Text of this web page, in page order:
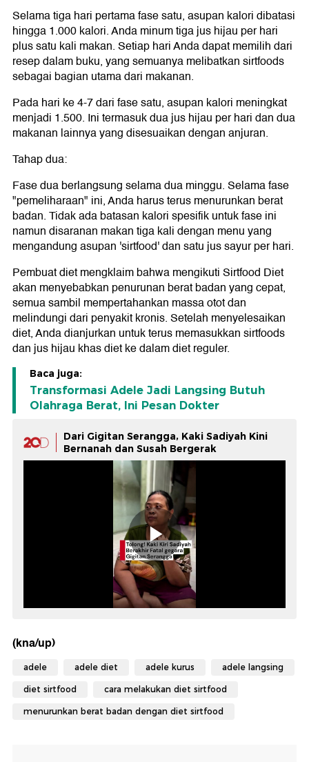
Selama tiga hari pertama fase satu, asupan kalori dibatasi
hingga 1.000 kalori. Anda minum tiga jus hijau per hari
plus satu kali makan. Setiap hari Anda dapat memilih dari
resep dalam buku, yang semuanya melibatkan sirtfoods
sebagai bagian utama dari makanan.
Pada hari ke 4-7 dari fase satu, asupan kalori meningkat
menjadi 1.500. Ini termasuk dua jus hijau per hari dan dua
makanan lainnya yang disesuaikan dengan anjuran.
Tahap dua:
Fase dua berlangsung selama dua minggu. Selama fase
"pemeliharaan" ini, Anda harus terus menurunkan berat
badan. Tidak ada batasan kalori spesifik untuk fase ini
namun disaranan makan tiga kali dengan menu yang
mengandung asupan 'sirtfood' dan satu jus sayur per hari.
Pembuat diet mengklaim bahwa mengikuti Sirtfood Diet
akan menyebabkan penurunan berat badan yang cepat,
semua sambil mempertahankan massa otot dan
melindungi dari penyakit kronis. Setelah menyelesaikan
diet, Anda dianjurkan untuk terus memasukkan sirtfoods
dan jus hijau khas diet ke dalam diet reguler.
Baca juga:
Transformasi Adele Jadi Langsing Butuh
Olahraga Berat, Ini Pesan Dokter
Dari Gigitan Serangga, Kaki Sadiyah Kini
Bernanah dan Susah Bergerak
(kna/up)
adele adele diet adele kurus adele langsing
diet sirtfood cara melakukan diet sirtfood
menurunkan berat badan dengan diet sirtfood